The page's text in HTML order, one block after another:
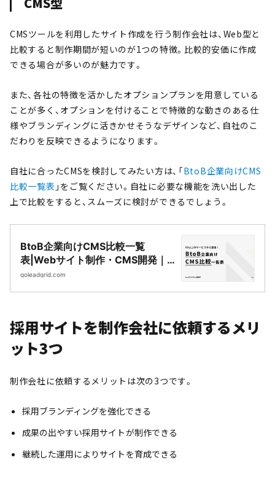
CMSツールを利用したサイト作成を行う制作会社は、Web型と
比較すると制作期間が短いのが1つの特徴。比較的安価に作成
できる場合が多いのが魅力です。
また、各社の特徴を活かしたオプションプランを用意している
ことが多く、オプションを付けることで特徴的な動きのある仕
様やブランディングに活きかせそうなデザインなど、自社のこ
だわりを反映できるようになります。
自社に合ったCMSを検討してみたい方は、「BtoB企業向けCMS
比較一覧表 」をご覧ください。自社に必要な機能を洗い出した
上で比較をすると、スムーズに検討ができるでしょう。
BtoB企業向けCMS比較一覧
表|Webサイト制作・CMS開発｜
LeadGrid
goleadgrid.com
採用サイトを制作会社に依頼するメリ
ット3つ
制作会社に依頼するメリットは次の3つです。
採用ブランディングを強化できる
成果の出やすい採用サイトが制作できる
継続した運用によりサイトを育成できる